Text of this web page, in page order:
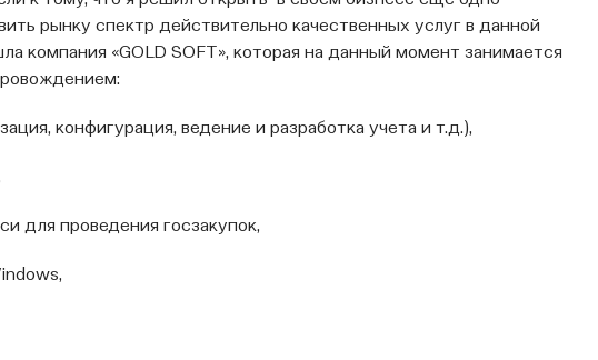
рынку спектр действительно качественных услуг в данной
компания «GOLD SOFT», которая на данный момент занимается
конфигурация, ведение и разработка учета и т.д.),
для проведения госзакупок,